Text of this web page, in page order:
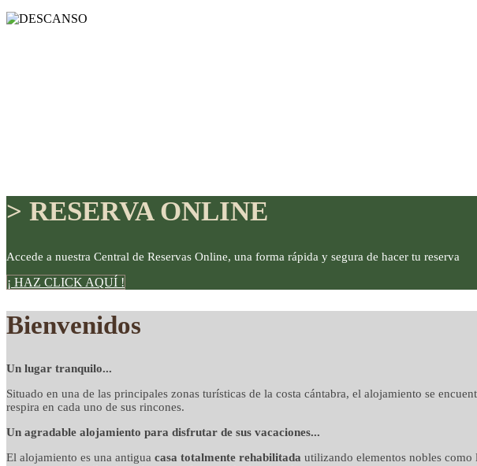
DISFRUTE
detalles cuidados con mimo
> RESERVA ONLINE
Accede a nuestra Central de Reservas Online, una forma rápida y segura de hacer tu reserva
¡ HAZ CLICK AQUÍ !
Bienvenidos
Un lugar tranquilo...
Situado en una de las principales zonas turísticas de la costa cántabra, el alojamiento se
respira en cada uno de sus rincones.
Un agradable alojamiento para disfrutar de sus vacaciones...
El alojamiento es una antigua casa totalmente rehabilitada utilizando elementos nobles como